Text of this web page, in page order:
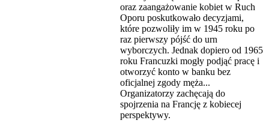
oraz zaangażowanie kobiet w Ruch
Oporu poskutkowało decyzjami,
które pozwoliły im w 1945 roku po
raz pierwszy pójść do urn
wyborczych. Jednak dopiero od 1965
roku Francuzki mogły podjąć pracę i
otworzyć konto w banku bez
oficjalnej zgody męża...
Organizatorzy zachęcają do
spojrzenia na Francję z kobiecej
perspektywy.